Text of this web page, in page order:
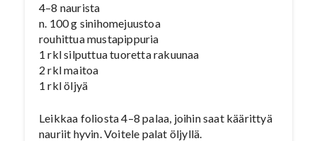
4–8 naurista
n. 100 g sinihomejuustoa
rouhittua mustapippuria
1 rkl silputtua tuoretta rakuunaa
2 rkl maitoa
1 rkl öljyä
Leikkaa foliosta 4–8 palaa, joihin saat käärittyä
nauriit hyvin. Voitele palat öljyllä.